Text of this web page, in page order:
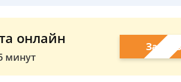
онлайн
минут